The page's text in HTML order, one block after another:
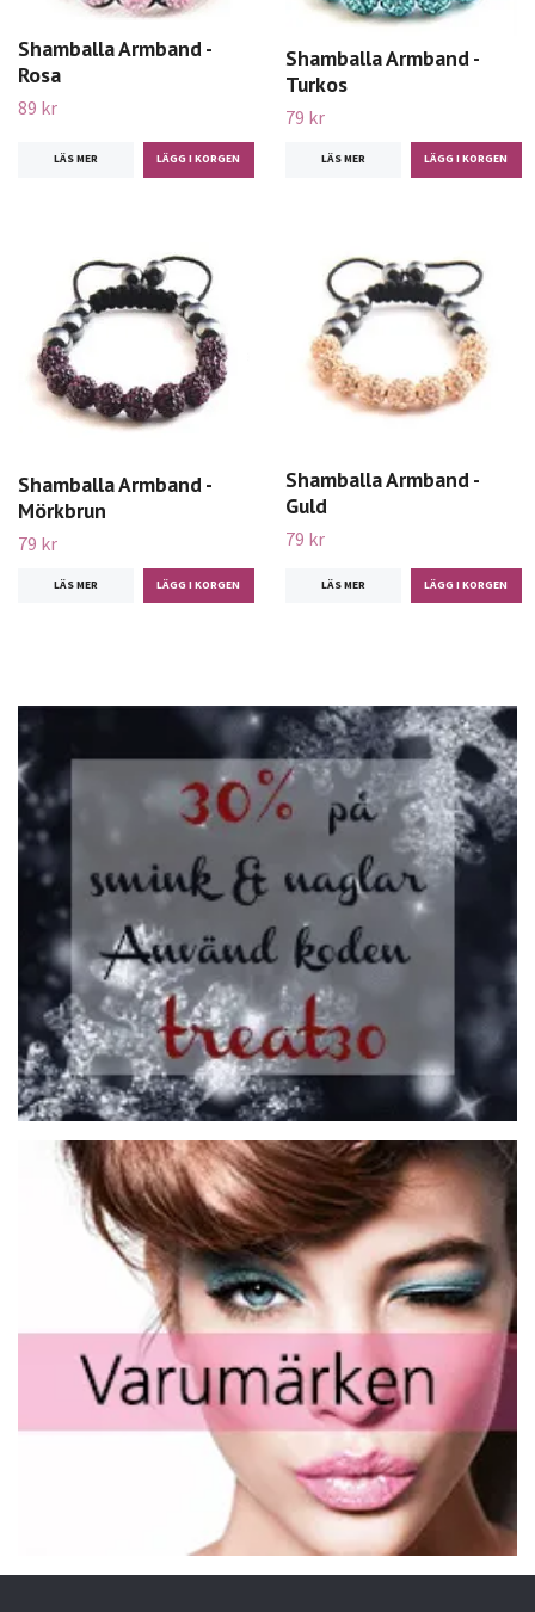
Shamballa Armband -
Rosa
89 kr
LÄS MER
Shamballa Armband -
Turkos
79 kr
LÄS MER
Shamballa Armband -
Mörkbrun
79 kr
LÄS MER
Shamballa Armband -
Guld
79 kr
LÄS MER